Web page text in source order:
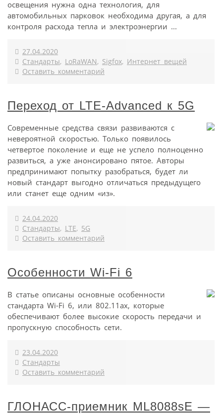
освещения нужна одна технология, для
автомобильных парковок необходима другая, а для
контроля расхода тепла и электроэнергии ...
27.04.2020
Стандарты, LoRaWAN, Sigfox, Интернет вещей
Оставить комментарий
Переход от LTE-Advanced к 5G
Современные средства связи развиваются с
невероятной скоростью. Только появилось
четвертое поколение и еще не успело полноценно
развиться, а уже анонсировано пятое. Авторы
предпринимают попытку разобраться, будет ли
новый стандарт выгодно отличаться предыдущего
или станет еще одним «из».
24.04.2020
Стандарты, LTE, 5G
Оставить комментарий
Особенности Wi-Fi 6
В статье описаны основные особенности
стандарта Wi-Fi 6, или 802.11ax, которые
обеспечивают более высокие скорость передачи и
пропускную способность сети.
23.04.2020
Стандарты
Оставить комментарий
ГЛОНАСС-приемник ML8088sЕ —